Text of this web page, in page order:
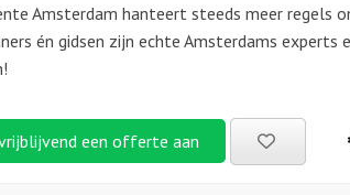
Amsterdam hanteert steeds meer regels
én gidsen zijn echte Amsterdams
een offerte aan
uitjes